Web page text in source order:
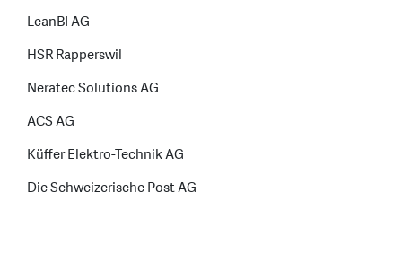
LeanBI AG
HSR Rapperswil
Neratec Solutions AG
ACS AG
Küffer Elektro-Technik AG
Die Schweizerische Post AG